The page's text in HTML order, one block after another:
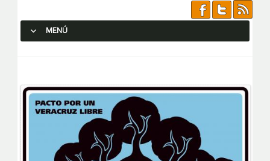
MENÚ